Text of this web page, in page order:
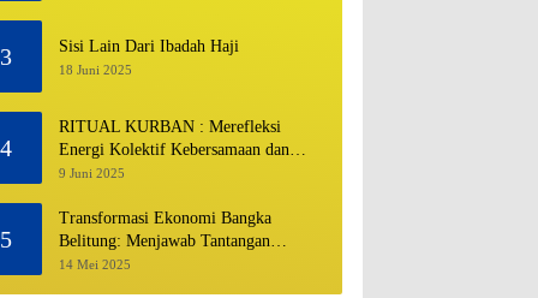
3 Sisi Lain Dari Ibadah Haji
18 Juni 2025
4
RITUAL KURBAN : Merefleksi
Energi Kolektif Kebersamaan dan
Mengeliminasi Sifat Kebinatangan
9 Juni 2025
5
Transformasi Ekonomi Bangka
Belitung: Menjawab Tantangan
Melalui Pengelolaan Sumber Daya
14 Mei 2025